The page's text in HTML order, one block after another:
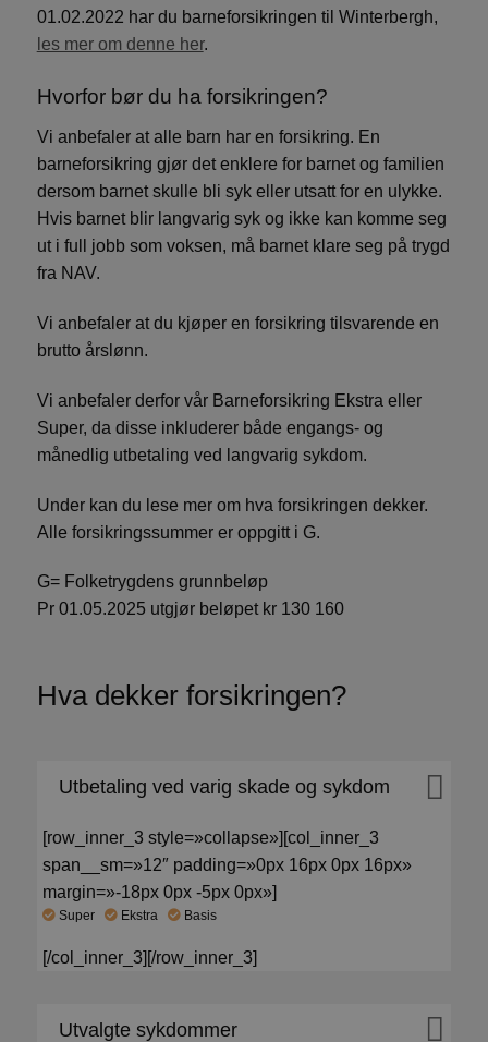
01.02.2022 har du barneforsikringen til Winterbergh,
les mer om denne her.
Hvorfor bør du ha forsikringen?
Vi anbefaler at alle barn har en forsikring. En
barneforsikring gjør det enklere for barnet og familien
dersom barnet skulle bli syk eller utsatt for en ulykke.
Hvis barnet blir langvarig syk og ikke kan komme seg
ut i full jobb som voksen, må barnet klare seg på trygd
fra NAV.
Vi anbefaler at du kjøper en forsikring tilsvarende en
brutto årslønn.
Vi anbefaler derfor vår Barneforsikring Ekstra eller
Super, da disse inkluderer både engangs- og
månedlig utbetaling ved langvarig sykdom.
Under kan du lese mer om hva forsikringen dekker.
Alle forsikringssummer er oppgitt i G.
G= Folketrygdens grunnbeløp
Pr 01.05.2025 utgjør beløpet kr 130 160
Hva dekker forsikringen?
Utbetaling ved varig skade og sykdom
[row_inner_3 style=»collapse»][col_inner_3
span__sm=»12″ padding=»0px 16px 0px 16px»
margin=»-18px 0px -5px 0px»]
Super Ekstra Basis
[/col_inner_3][/row_inner_3]
Utvalgte sykdommer